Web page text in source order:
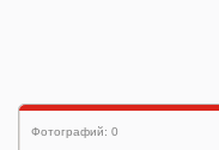
Фотографий: 0